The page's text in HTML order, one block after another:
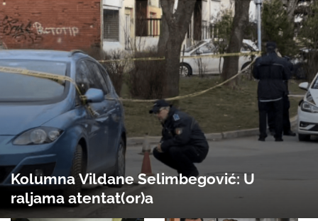
Kolumna Vildane Selimbegović: U
raljama atentat(or)a